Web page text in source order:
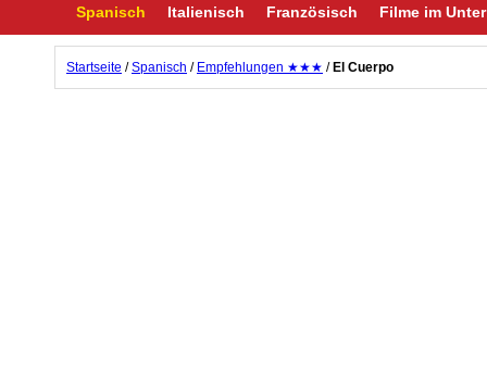
Spanisch Italienisch Französisch Filme im
Startseite /Spanisch / Empfehlungen ★★★ / El Cuerpo